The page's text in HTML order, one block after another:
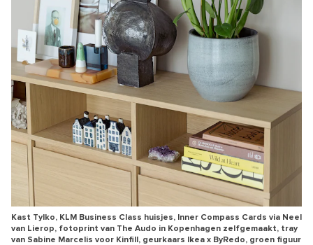
Kast Tylko, KLM Business Class huisjes, Inner Compass Cards via Neel
van Lierop, fotoprint van The Audo in Kopenhagen zelfgemaakt, tray
van Sabine Marcelis voor Kinfill, geurkaars Ikea x ByRedo, groen figuur